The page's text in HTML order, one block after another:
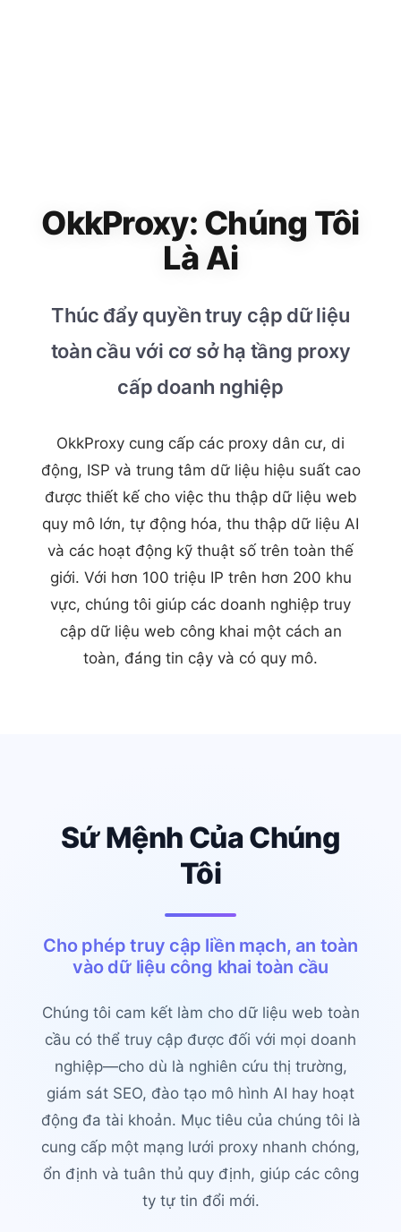
OkkProxy: Chúng Tôi
Là Ai
Thúc đẩy quyền truy cập dữ liệu
toàn cầu với cơ sở hạ tầng proxy
cấp doanh nghiệp
OkkProxy cung cấp các proxy dân cư, di
động, ISP và trung tâm dữ liệu hiệu suất cao
được thiết kế cho việc thu thập dữ liệu web
quy mô lớn, tự động hóa, thu thập dữ liệu AI
và các hoạt động kỹ thuật số trên toàn thế
giới. Với hơn 100 triệu IP trên hơn 200 khu
vực, chúng tôi giúp các doanh nghiệp truy
cập dữ liệu web công khai một cách an
toàn, đáng tin cậy và có quy mô.
Sứ Mệnh Của Chúng
Tôi
Cho phép truy cập liền mạch, an toàn
vào dữ liệu công khai toàn cầu
Chúng tôi cam kết làm cho dữ liệu web toàn
cầu có thể truy cập được đối với mọi doanh
nghiệp—cho dù là nghiên cứu thị trường,
giám sát SEO, đào tạo mô hình AI hay hoạt
động đa tài khoản. Mục tiêu của chúng tôi là
cung cấp một mạng lưới proxy nhanh chóng,
ổn định và tuân thủ quy định, giúp các công
ty tự tin đổi mới.